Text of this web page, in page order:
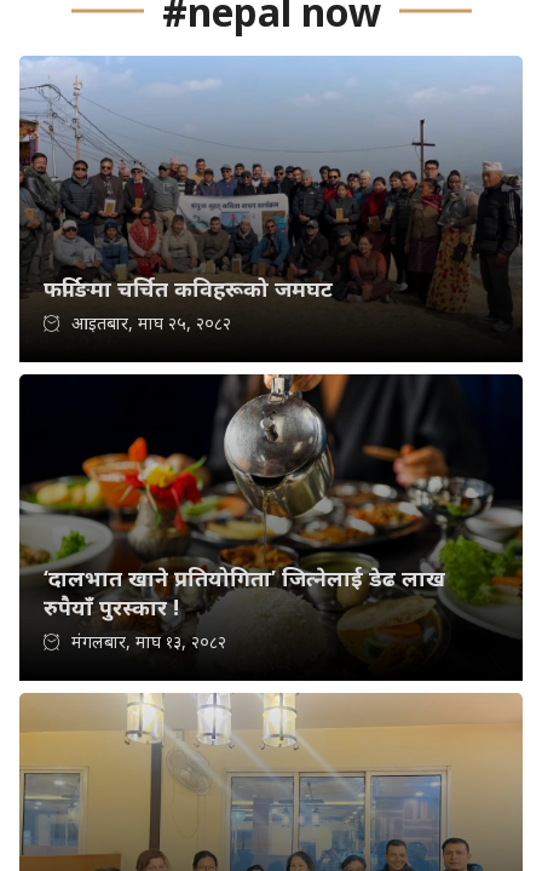
#nepal now
फर्पिङमा चर्चित कविहरूको जमघट
आइतबार, माघ २५, २०८२
‘दालभात खाने प्रतियोगिता’ जित्नेलाई डेढ लाख
रुपैयाँ पुरस्कार !
मंगलबार, माघ १३, २०८२